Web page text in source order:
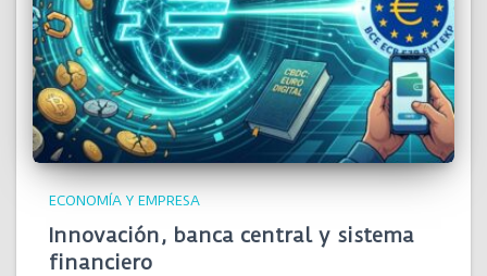
ECONOMÍA Y EMPRESA
Innovación, banca central y sistema
financiero